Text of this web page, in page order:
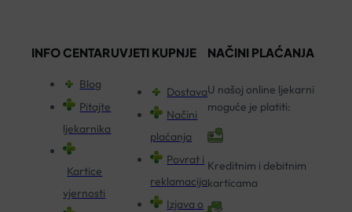
INFO CENTAR
Blog
Pitajte
ljekarnika
Kartice
vjernosti
UVJETI KUPNJE
Dostava
Načini
plaćanja
Povrat i
reklamacija
Izjava o
NAČINI PLAĆANJA
U našoj online ljekarni
moguće je platiti:
Kreditnim i debitnim
karticama